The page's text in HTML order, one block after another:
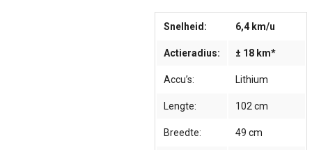
Snelheid: 6,4 km/u
Actieradius: ± 18 km*
Accu’s: Lithium
Lengte: 102 cm
Breedte: 49 cm